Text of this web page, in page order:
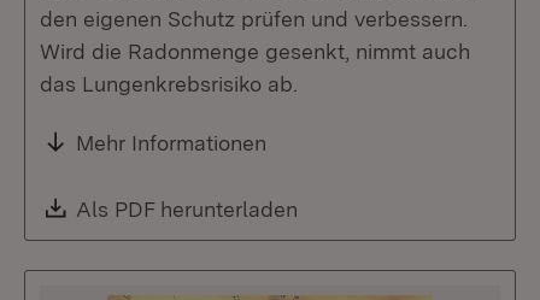
den eigenen Schutz prüfen und verbessern.
Wird die Radonmenge gesenkt, nimmt auch
das Lungenkrebsrisiko ab.
Mehr Informationen
Download:
Als PDF herunterladen